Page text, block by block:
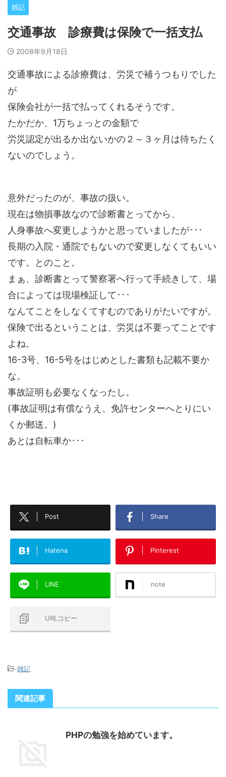
雑記
交通事故 診療費は保険で一括支払
2008年9月18日
交通事故による診療費は、労災で補うつもりでした
が
保険会社が一括で払ってくれるそうです。
たかだか、1万ちょっとの金額で
労災認定が出るか出ないかの２～３ヶ月は待ちたく
ないのでしょう。
意外だったのが、事故の扱い。
現在は物損事故なので診断書とってから、
人身事故へ変更しようかと思っていましたが･･･
長期の入院・通院でもないので変更しなくてもいい
です。とのこと。
まぁ、診断書とって警察署へ行って手続きして、場
合によっては現場検証して･･･
なんてことをしなくてすむのでありがたいですが。
保険で出るということは、労災は不要ってことです
よね。
16-3号、16-5号をはじめとした書類も記載不要か
な。
事故証明も必要なくなったし。
(事故証明は有償なうえ、免許センターへとりにい
くか郵送。)
あとは自転車か･･･
Post Share
Hatena Pinterest
LINE note
URLコピー
-雑記
関連記事
PHPの勉強を始めています。